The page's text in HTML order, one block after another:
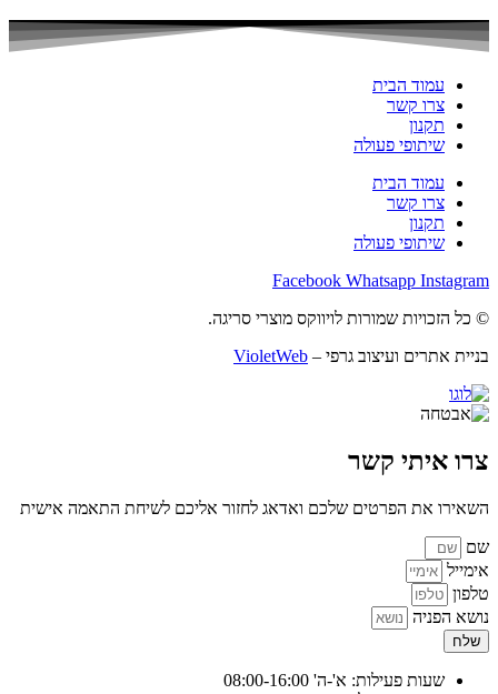
עמוד הבית
צרו קשר
תקנון
שיתופי פעולה
עמוד הבית
צרו קשר
תקנון
שיתופי פעולה
Facebook Whatsapp Instagram
© כל הזכויות שמורות לויווקס מוצרי סריגה.
בניית אתרים ועיצוב גרפי – VioletWeb
צרו איתי קשר
השאירו את הפרטים שלכם ואדאג לחזור אליכם לשיחת התאמה אישית
שם
אימייל
טלפון
נושא הפניה
שלח
שעות פעילות: א'-ה' 08:00-16:00